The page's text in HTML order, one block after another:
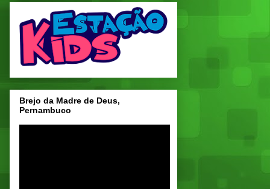
Brejo da Madre de Deus,
Pernambuco